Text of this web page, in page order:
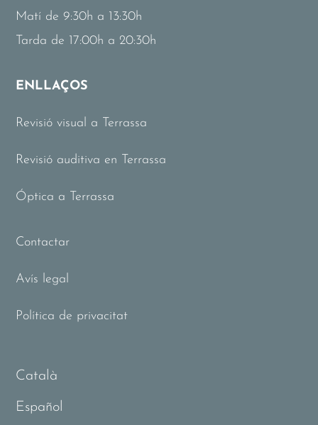
Matí de 9:30h a 13:30h
Tarda de 17:00h a 20:30h
ENLLAÇOS
Revisió visual a Terrassa
Revisió auditiva en Terrassa
Óptica a Terrassa
Contactar
Avís legal
Política de privacitat
Català
Español